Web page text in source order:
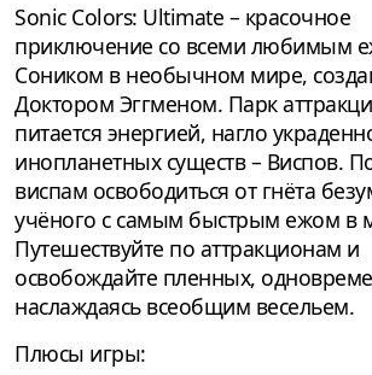
Sonic Colors: Ultimate – красочное
приключение со всеми любимым
Соником в необычном мире,
Доктором Эггменом. Парк
питается энергией, нагло
инопланетных существ – Виспов.
виспам освободиться от гнёта
учёного с самым быстрым ежом в
Путешествуйте по аттракционам и
освобождайте пленных,
наслаждаясь всеобщим весельем.
Плюсы игры: